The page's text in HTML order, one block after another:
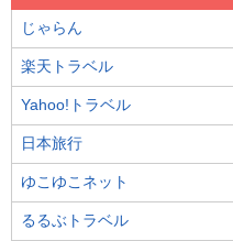
じゃらん
楽天トラベル
Yahoo!トラベル
日本旅行
ゆこゆこネット
るるぶトラベル